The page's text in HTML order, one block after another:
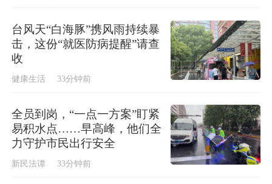
台风天“白海豚”携风雨持续暴
击，这份“就医防病提醒”请查
收
健康生活 33分钟前
全员到岗，“一点一方案”盯紧
易积水点……早高峰，他们全
力守护市民出行安全
新民法谭 33分钟前